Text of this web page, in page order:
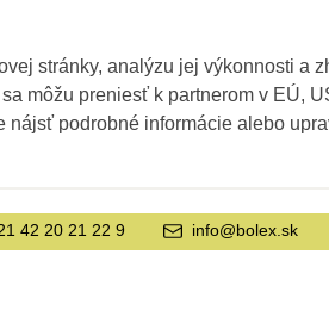
42 20 21 22 9 info@bolex.sk
stránky, analýzu jej výkonnosti a
môžu preniesť k partnerom v EÚ,
podrobné informácie alebo